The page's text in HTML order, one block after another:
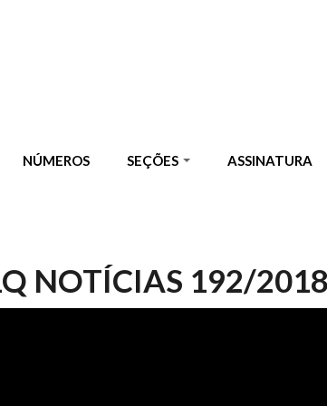
NÚMEROS SEÇÕES ASSINATURA
NOTÍCIAS 192/